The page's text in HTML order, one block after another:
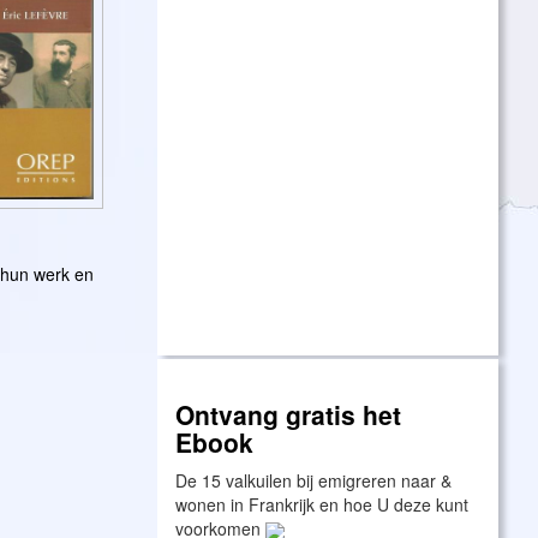
werk en
Ontvang gratis het
Ebook
De 15 valkuilen bij emigreren naar &
wonen in Frankrijk en hoe U deze kunt
voorkomen